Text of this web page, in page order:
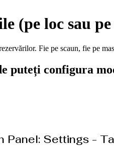
(pe loc sau pe
Fie pe scaun, fie pe
puteți configura